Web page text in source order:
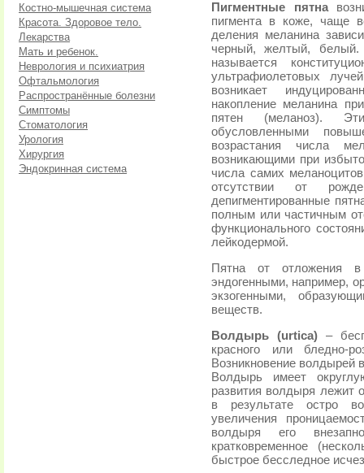
Костно-мышечная система
Красота. Здоровое тело.
Лекарства
Мать и ребенок.
Неврология и психиатрия
Офтальмология
Распространённые болезни
Симптомы
Стоматология
Урология
Хирургия
Эндокринная система
Пигментные пятна
пигмента в коже, чаще
деления меланина
черный, желтый, белый.
называется
ультрафиолетовых
возникает
накопление меланина
пятен (меланоз).
обусловленными
возрастания числа
возникающими при
числа самих
отсутствии от
депигментированные
полным или частичным
функционального
лейкодермой.
Пятна от отложения
эндогенными, например,
экзогенными,
веществ.
Волдырь (urtica)–
красного или бледно-
Возникновение волдырей
Волдырь имеет
развития волдыря лежит
в результате остро
увеличения
волдыря его
кратковременное
быстрое бесследное